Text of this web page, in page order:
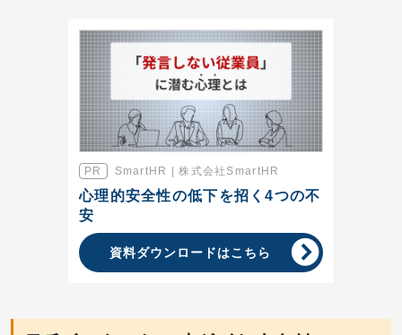
SmartHR | 株式会社SmartHR
心理的安全性の低下を招く4つの不
安
資料ダウンロードはこちら